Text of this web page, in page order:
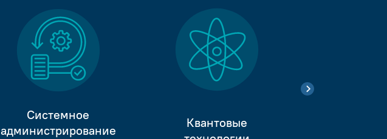
Системное
администрирование
Квантовые